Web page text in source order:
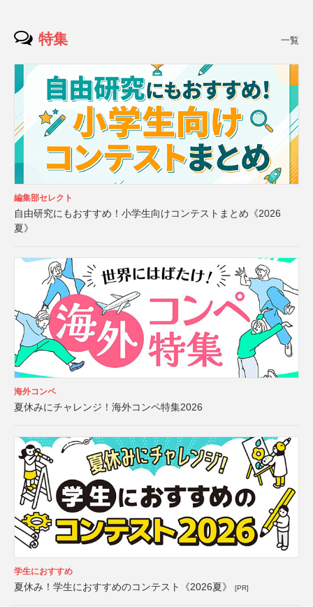
特集 一覧
編集部セレクト
自由研究にもおすすめ！小学生向けコンテストまとめ《2026
夏》
海外コンペ
夏休みにチャレンジ！海外コンペ特集2026
学生におすすめ
夏休み！学生におすすめのコンテスト《2026夏》 [PR]